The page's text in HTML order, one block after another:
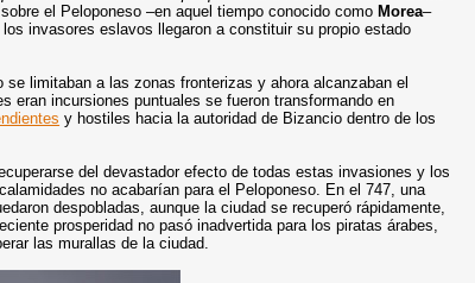
el Peloponeso –en aquel tiempo conocido como Morea–
invasores eslavos llegaron a constituir su propio estado
limitaban a las zonas fronterizas y ahora alcanzaban el
eran incursiones puntuales se fueron transformando en
y hostiles hacia la autoridad de Bizancio dentro de los
del devastador efecto de todas estas invasiones y los
no acabarían para el Peloponeso. En el 747, una
despobladas, aunque la ciudad se recuperó rápidamente,
prosperidad no pasó inadvertida para los piratas árabes,
las murallas de la ciudad.